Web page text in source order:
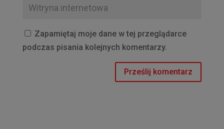
Zapamiętaj moje dane w tej przeglądarce
podczas pisania kolejnych komentarzy.